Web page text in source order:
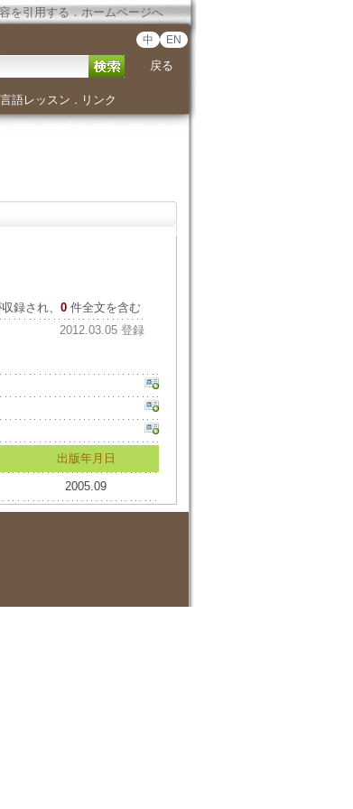
を引用する．ホームページへ
中 EN
戻る
言語レッスン ． リンク
録され、 0件全文を含む
2012.03.05 登録
出版年月日
2005.09